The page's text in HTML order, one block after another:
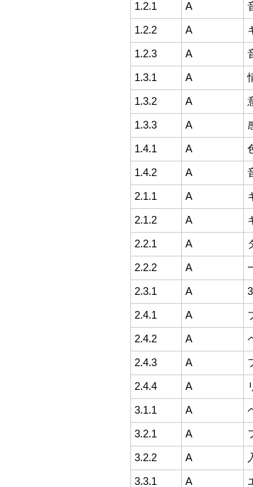
1.2.1 A
1.2.2 A
1.2.3 A
1.3.1 A
1.3.2 A
1.3.3 A
1.4.1 A
1.4.2 A
2.1.1 A
2.1.2 A
2.2.1 A
2.2.2 A
2.3.1 A
2.4.1 A
2.4.2 A
2.4.3 A
2.4.4 A
3.1.1 A
3.2.1 A
3.2.2 A
3.3.1 A